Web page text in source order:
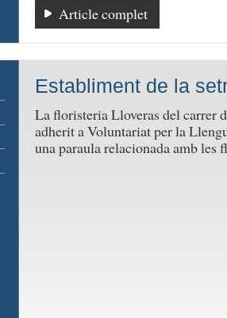
Article complet
Establiment de la
La floristeria Lloveras del carrer
adherit a Voluntariat per la
una paraula relacionada amb les